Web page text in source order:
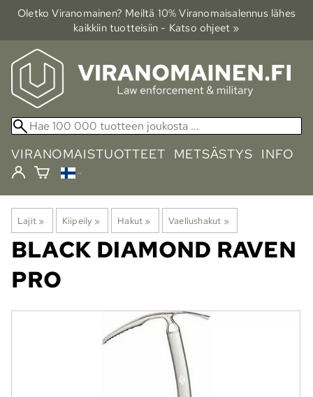
Oletko Viranomainen? Meiltä 10% Viranomais­alennus lähes
kaikkiin tuotteisiin - Katso ohjeet »
VIRANOMAISTUOTTEET METSÄSTYS INFO
Lajit ‪» Kiipeily ‪» Hakut ‪» Vaellushakut ‪»
BLACK DIAMOND RAVEN
PRO